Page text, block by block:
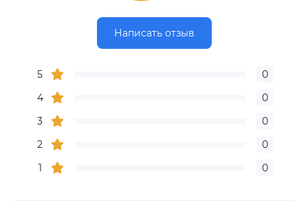
Написать отзыв
5
0
4
0
3
0
2
0
1
0